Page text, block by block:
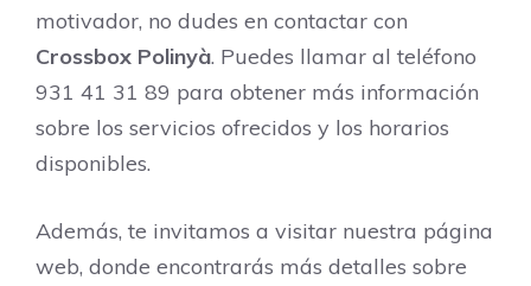
motivador, no dudes en contactar con
Crossbox Polinyà. Puedes llamar al teléfono
931 41 31 89 para obtener más información
sobre los servicios ofrecidos y los horarios
disponibles.
Además, te invitamos a visitar nuestra página
web, donde encontrarás más detalles sobre